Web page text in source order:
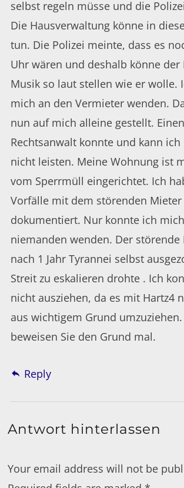
selbst regeln müsse und die
Die Hausverwaltung könne in
tun. Die Polizei meinte, dass es
Uhr wären und deshalb könne der
Musik so laut stellen wie er wolle.
mich an den Vermieter wenden.
nun auf mich alleine gestellt. Einen
Rechtsanwalt konnte und kann
nicht leisten. Meine Wohnung ist
vom Sperrmüll eingerichtet. Ich
Vorfälle mit dem störenden Mieter
dokumentiert. Nur konnte ich
niemanden wenden. Der störende
nach 1 Jahr Tyrannei selbst
Streit zu eskalieren drohte . Ich
nicht ausziehen, da es mit Hartz4
aus wichtigem Grund
beweisen Sie den Grund mal.
Reply
Antwort hinterlassen
Your email address will not be